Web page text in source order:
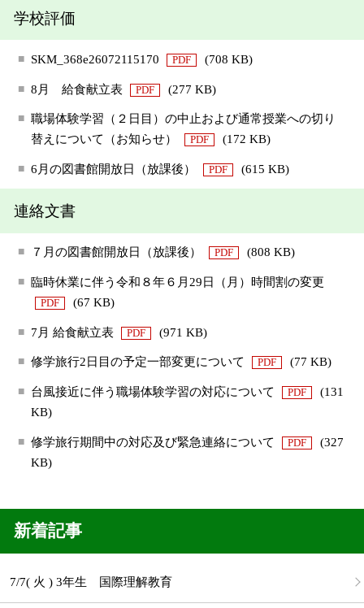
学校評価
SKM_368e26072115170 PDF (708 KB)
8月 給食献立表 PDF (277 KB)
職場体験学習（２日目）の中止および通常授業への切り
替えについて（お知らせ）
PDF (172 KB)
6月の図書館開放日（放課後） PDF (615 KB)
連絡文書
７月の図書館開放日（放課後） PDF (808 KB)
臨時休業に伴う令和８年６月29日（月）時間割の変更
PDF (67 KB)
7月 給食献立表 PDF (971 KB)
修学旅行2日目の予定一部変更について PDF (77 KB)
台風接近に伴う職場体験学習の対応について PDF
(131
KB)
修学旅行期間中の対応及び緊急連絡について PDF
(327
KB)
新着記事
7/7( 火 ) 3年生 国際理解教育